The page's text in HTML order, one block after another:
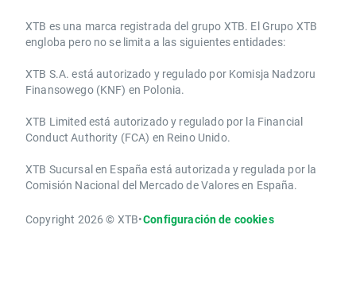
​​XTB es una marca registrada del grupo XTB. El Grupo XTB
engloba pero no se limita a las siguientes entidades:
XTB S.A.​ está autorizado y regulado por Komisja Nadzoru
Finansowego (KNF) ​en Polonia.
XTB Limited ​está autorizado y regulado por la ​Financial
Conduct Authority ​(FCA) en ​​Reino Unido.
XTB Sucursal en España está autorizada y regulada por la
Comisión Nacional del Mercado de Valores en España.
Copyright 2026 © XTB•Configuración de cookies